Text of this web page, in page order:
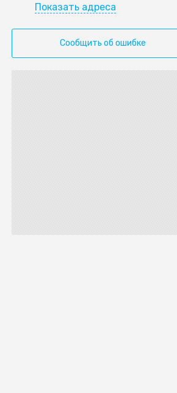
Показать адреса
Сообщить об ошибке